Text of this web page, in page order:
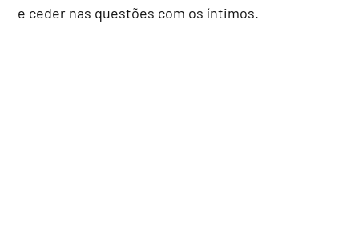
e ceder nas questões com os íntimos.